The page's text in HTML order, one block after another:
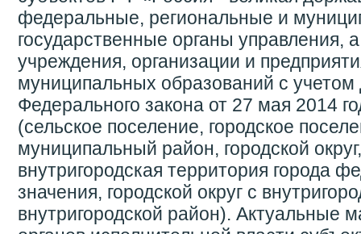
федеральные, региональные и
государственные органы управления,
учреждения, организации и
муниципальных образований с учетом
Федерального закона от 27 мая 2014
(сельское поселение, городское
муниципальный район, городской округ,
внутригородская территория города
значения, городской округ с
внутригородской район). Актуальные